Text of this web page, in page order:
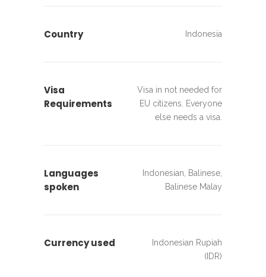
Country Indonesia
Visa
Requirements
Visa in not needed for
EU citizens. Everyone
else needs a visa.
Languages
spoken
Indonesian, Balinese,
Balinese Malay
Currency used
Indonesian Rupiah
(IDR)